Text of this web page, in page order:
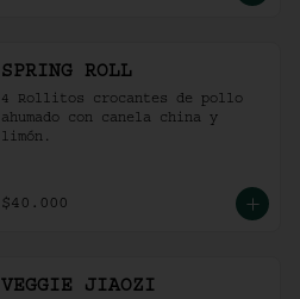
SPRING ROLL
4 Rollitos crocantes de pollo
ahumado con canela china y
limón.
$40.000
VEGGIE JIAOZI